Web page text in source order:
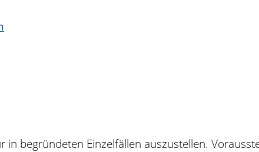
in begründeten Einzelfällen auszustellen.